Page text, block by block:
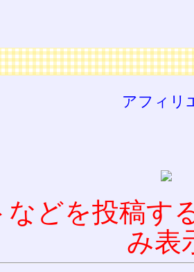
アフィリ
どを投稿す
み表